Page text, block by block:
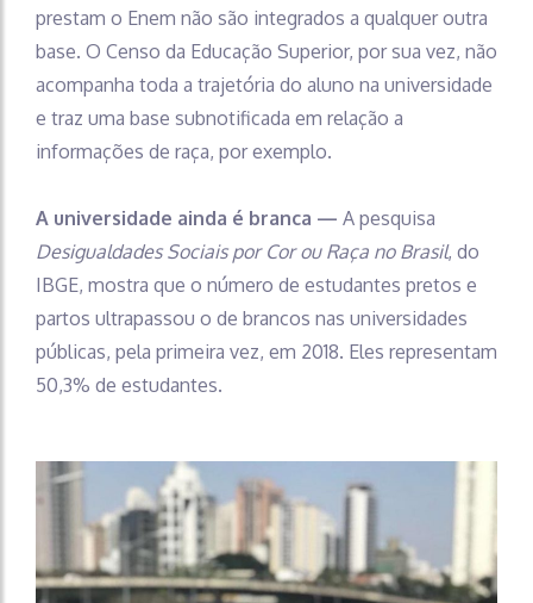
prestam o Enem não são integrados a qualquer outra
base. O Censo da Educação Superior, por sua vez, não
acompanha toda a trajetória do aluno na universidade
e traz uma base subnotificada em relação a
informações de raça, por exemplo.
A universidade ainda é branca — A pesquisa
Desigualdades Sociais por Cor ou Raça no Brasil, do
IBGE, mostra que o número de estudantes pretos e
partos ultrapassou o de brancos nas universidades
públicas, pela primeira vez, em 2018. Eles representam
50,3% de estudantes.